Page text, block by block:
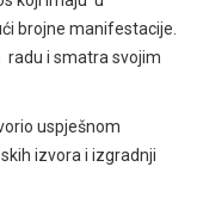
brojne manifestacije.
radu i smatra svojim
uspješnom
izvora i izgradnji